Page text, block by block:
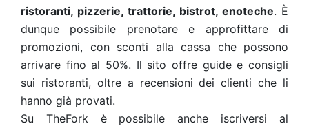
ristoranti, pizzerie, trattorie, bistrot, enoteche. È
dunque possibile prenotare e approfittare di
promozioni, con sconti alla cassa che possono
arrivare fino al 50%. Il sito offre guide e consigli
sui ristoranti, oltre a recensioni dei clienti che li
hanno già provati.
Su TheFork è possibile anche iscriversi al